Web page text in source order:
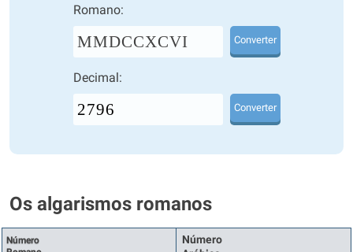
Romano:
MMDCCXCVI Converter
Decimal:
Converter
Os algarismos romanos
Número
Número